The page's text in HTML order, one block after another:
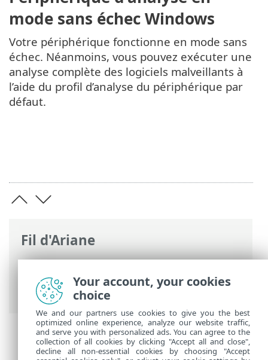
Fil d'Ariane
Aide en ligne d'ESET>ESET Internet
Security >Utilisation de ESET Internet
Security > Analyse du périphérique
mode sans échec Windows
Votre périphérique fonctionne en mode sans
échec. Néanmoins, vous pouvez exécuter une
analyse complète des logiciels malveillants à
l’aide du profil d’analyse du périphérique par
défaut.
Your account, your cookies
choice
We and our partners use cookies to give you the best
optimized online experience, analyze our website traffic,
and serve you with personalized ads. You can agree to the
collection of all cookies by clicking "Accept all and close",
decline all non-essential cookies by choosing "Accept